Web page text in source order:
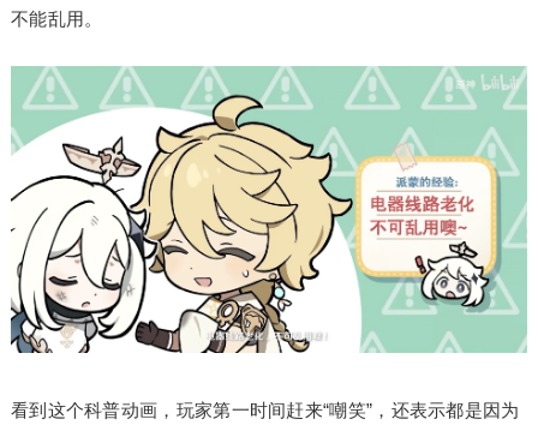
不能乱用。
看到这个科普动画，玩家第一时间赶来“嘲笑”，还表示都是因为